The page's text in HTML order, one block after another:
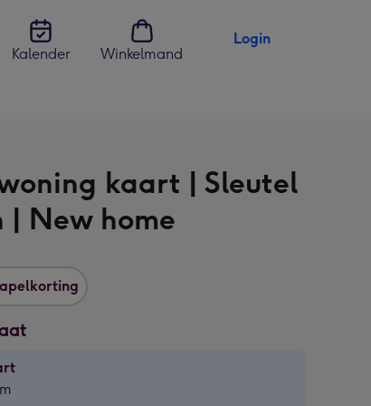
Kalender
Winkelmand
Login
kaart | Sleutel
| New home